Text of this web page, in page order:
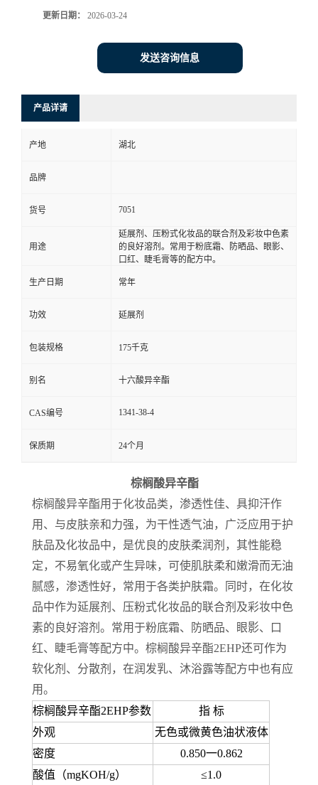
更新日期： 2026-03-24
发送咨询信息
产品详请
产地 湖北
品牌
货号 7051
用途
延展剂、压粉式化妆品的联合剂及彩妆中色素
的良好溶剂。常用于粉底霜、防晒品、眼影、
口红、睫毛膏等的配方中。
生产日期 常年
功效 延展剂
包装规格 175千克
别名 十六酸异辛酯
CAS编号 1341-38-4
保质期 24个月
棕榈酸异辛酯
棕榈酸异辛酯用于化妆品类，渗透性佳、具抑汗作
用、与皮肤亲和力强，为干性透气油，广泛应用于护
肤品及化妆品中，是优良的皮肤柔润剂，其性能稳
定，不易氧化或产生异味，可使肌肤柔和嫩滑而无油
腻感，渗透性好，常用于各类护肤霜。同时，在化妆
品中作为延展剂、压粉式化妆品的联合剂及彩妆中色
素的良好溶剂。常用于粉底霜、防晒品、眼影、口
红、睫毛膏等配方中。棕榈酸异辛酯2EHP还可作为
软化剂、分散剂，在润发乳、沐浴露等配方中也有应
用。
棕榈酸异辛酯2EHP参数
指 标
外观
无色或微黄色油状液体
密度
0.850一0.862
酸值（mgKOH/g）
≤1.0